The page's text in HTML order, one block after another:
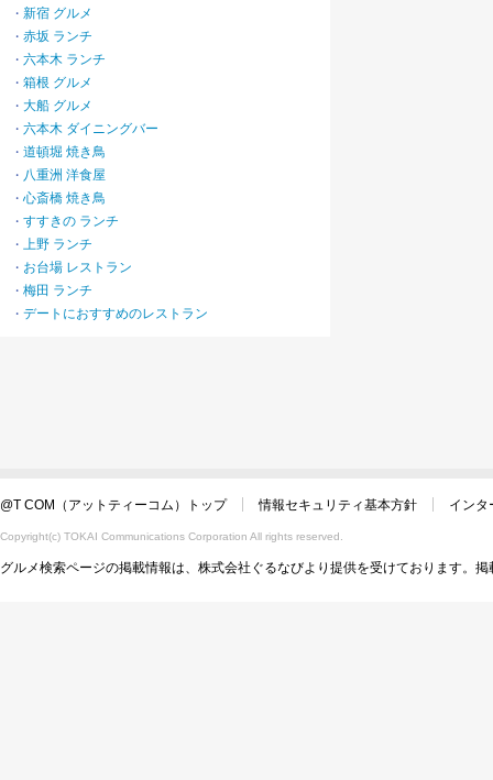
・ 新宿 グルメ
・ 赤坂 ランチ
・ 六本木 ランチ
・ 箱根 グルメ
・ 大船 グルメ
・ 六本木 ダイニングバー
・ 道頓堀 焼き鳥
・ 八重洲 洋食屋
・ 心斎橋 焼き鳥
・ すすきの ランチ
・ 上野 ランチ
・ お台場 レストラン
・ 梅田 ランチ
・ デートにおすすめのレストラン
@T COM（アットティーコム）トップ 情報セキュリティ基本方針 インタ
Copyright(c) TOKAI Communications Corporation All rights reserved.
グルメ検索ページの掲載情報は、株式会社ぐるなびより提供を受けております。